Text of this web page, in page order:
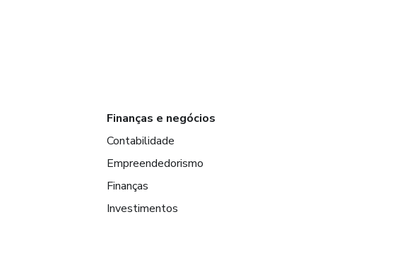
Finanças e negócios
Contabilidade
Empreendedorismo
Finanças
Investimentos